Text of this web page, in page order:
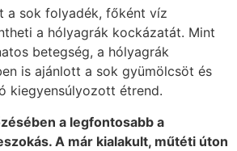
a sok folyadék, főként víz
a hólyagrák kockázatát. Mint
betegség, a hólyagrák
is ajánlott a sok gyümölcsöt és
kiegyensúlyozott étrend.
a legfontosabb a
A már kialakult, műtéti úton